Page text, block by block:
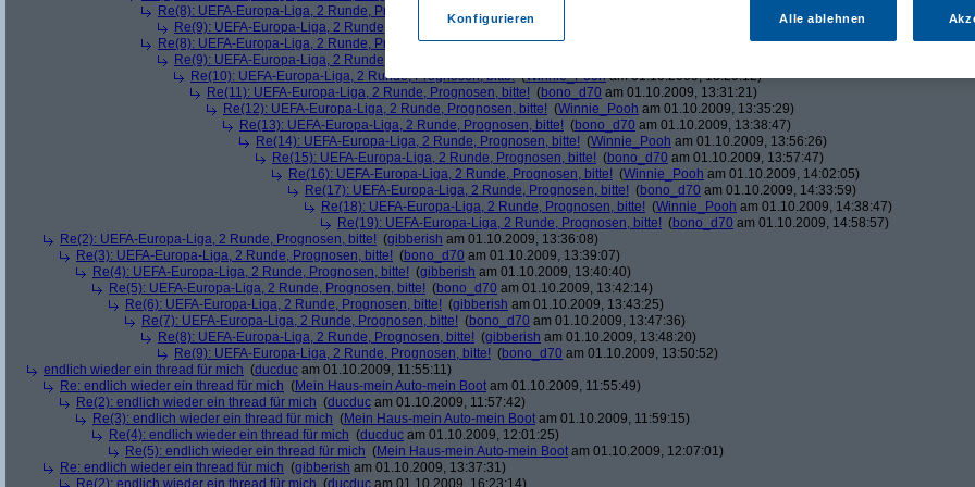
Re(8): UEFA-Europa-Liga, 2 Runde, Prognosen, bitte! ( ducduc
Re(9): UEFA-Europa-Liga, 2 Runde, Prognosen, bitte! (bono_d70
Re(8): UEFA-Europa-Liga, 2 Runde, Prognosen, bitte!(Winnie_Pooh
Re(9): UEFA-Europa-Liga, 2 Runde, Prognosen, bitte!
Re(10): UEFA-Europa-Liga, 2 Runde, Prognosen, bitte!(Winnie_Pooham 01.10.2009, 13:29:12)
Re(11): UEFA-Europa-Liga, 2 Runde, Prognosen, bitte! (bono_d70 am 01.10.2009, 13:31:21)
Re(12): UEFA-Europa-Liga, 2 Runde, Prognosen, bitte! (Winnie_Pooh am 01.10.2009, 13:35:29)
Re(13): UEFA-Europa-Liga, 2 Runde, Prognosen, bitte! (bono_d70 am 01.10.2009, 13:38:47)
Re(14): UEFA-Europa-Liga, 2 Runde, Prognosen, bitte! (Winnie_Pooh am 01.10.2009, 13:56:26)
Re(15): UEFA-Europa-Liga, 2 Runde, Prognosen, bitte! (bono_d70 am 01.10.2009, 13:57:47)
Re(16): UEFA-Europa-Liga, 2 Runde, Prognosen, bitte! (Winnie_Pooh am 01.10.2009, 14:02:05)
Re(17): UEFA-Europa-Liga, 2 Runde, Prognosen, bitte! (bono_d70 am 01.10.2009, 14:33:59)
Re(18): UEFA-Europa-Liga, 2 Runde, Prognosen, bitte! (Winnie_Pooh am 01.10.2009, 14:38:47)
Re(19): UEFA-Europa-Liga, 2 Runde, Prognosen, bitte! (bono_d70 am 01.10.2009, 14:58:57)
Re(2): UEFA-Europa-Liga, 2 Runde, Prognosen, bitte! (gibberish am 01.10.2009, 13:36:08)
Re(3): UEFA-Europa-Liga, 2 Runde, Prognosen, bitte! (bono_d70 am 01.10.2009, 13:39:07)
Re(4): UEFA-Europa-Liga, 2 Runde, Prognosen, bitte! (gibberish am 01.10.2009, 13:40:40)
Re(5): UEFA-Europa-Liga, 2 Runde, Prognosen, bitte! (bono_d70 am 01.10.2009, 13:42:14)
Re(6): UEFA-Europa-Liga, 2 Runde, Prognosen, bitte! (gibberish am 01.10.2009, 13:43:25)
Re(7): UEFA-Europa-Liga, 2 Runde, Prognosen, bitte! (bono_d70 am 01.10.2009, 13:47:36)
Re(8): UEFA-Europa-Liga, 2 Runde, Prognosen, bitte! (gibberish am 01.10.2009, 13:48:20)
Re(9): UEFA-Europa-Liga, 2 Runde, Prognosen, bitte! (bono_d70 am 01.10.2009, 13:50:52)
endlich wieder ein thread für mich (ducduc am 01.10.2009, 11:55:11)
Re: endlich wieder ein thread für mich (Mein Haus-mein Auto-mein Boot am 01.10.2009, 11:55:49)
Re(2): endlich wieder ein thread für mich (ducduc am 01.10.2009, 11:57:42)
Re(3): endlich wieder ein thread für mich (Mein Haus-mein Auto-mein Boot am 01.10.2009, 11:59:15)
Re(4): endlich wieder ein thread für mich (ducduc am 01.10.2009, 12:01:25)
Re(5): endlich wieder ein thread für mich (Mein Haus-mein Auto-mein Boot am 01.10.2009, 12:07:01)
Re: endlich wieder ein thread für mich (gibberish am 01.10.2009, 13:37:31)
Re(2): endlich wieder ein thread für mich (ducduc am 01.10.2009, 16:23:14)
Konfigurieren Alle ablehnen